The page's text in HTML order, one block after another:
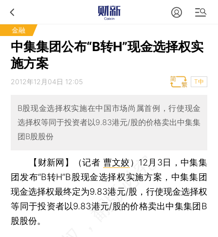
金融
中集集团公布“B转H”现金选择权实
施方案
2012年12月04日 12:05 T中
B股现金选择权实施在中国市场尚属首例，行使现金
选择权等同于投资者以9.83港元/股的价格卖出中集集
团B股股份
【财新网】（记者 曹文姣） 12月3日，中集集
团发布“B转H”B股现金选择权实施方案，中集集团
现金选择权最终定为9.83港元/股，行使现金选择权
等同于投资者以9.83港元/股的价格卖出中集集团B
股股份。